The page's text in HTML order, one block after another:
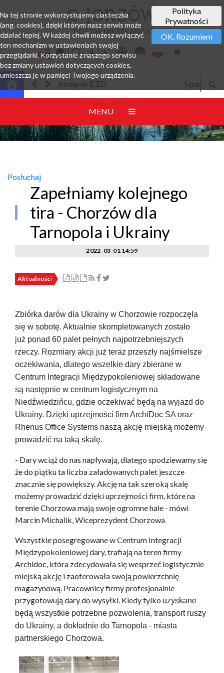
PORTAL MIESZKAŃCA
Sposoby na upał
MENU
Posłuchaj
Zapełniamy kolejnego
tira - Chorzów dla
Tarnopola i Ukrainy
2022-03-01 14:59
Aktualności
Zbiórka darów dla Ukrainy w Chorzowie rozpoczęła
się w sobotę. Aktualnie skompletowanych zostało
już ponad 60 palet pełnych najpotrzebniejszych
rzeczy. Rozmiary akcji już teraz przeszły najśmielsze
oczekiwania, dlatego wszelkie dary zbierane w
Centrum Integracji Międzypokoleniowej składowane
są następnie w centrum logistycznym na
Niedźwiedzińcu, gdzie oczekiwać będą na wyjazd do
Ukrainy. Dzięki uprzejmości firm ArchiDoc SA oraz
Rhenus Office Systems naszą akcję miejską możemy
prowadzić na taką skalę.
- Dary wciąż do nas napływają, dlatego spodziewamy się
że do piątku ta liczba załadowanych palet jeszcze
znacznie się powiększy. Akcję na tak szeroką skalę
możemy prowadzić dzięki uprzejmości firm, które na
terenie Chorzowa mają swoje ogromne hale - mówi
Marcin Michalik, Wiceprezydent Chorzowa
Wszystkie posegregowane w Centrum Integracji
Międzypokoleniowej dary, trafiają na teren firmy
Archidoc, która zdecydowała się wesprzeć logistycznie
miejską akcję i zaoferowała swoją powierzchnię
magazynową. Pracownicy firmy profesjonalnie
przygotowują dary do wysyłki. Kiedy tylko uzyskane
będą wszystkie potrzebne pozwolenia, transport ruszy
do Ukrainy, a dokładnie do Tarnopola - miasta
partnerskiego Chorzowa.
Polityka
Prywatności
OK, Rozumiem
Na tej stronie wykorzystujemy ciasteczka
(ang. cookies), dzięki którym nasz serwis może
działać lepiej. W każdej chwili możesz wyłączyć
ten mechanizm w ustawieniach swojej
przeglądarki. Korzystanie z naszego serwisu
bez zmiany ustawień dotyczących cookies,
umieszcza je w pamięci Twojego urządzenia.